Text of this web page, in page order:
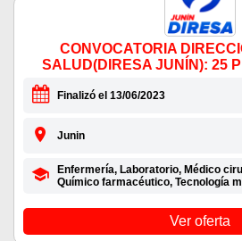
CONVOCATORIA
SALUD(DIRESA JUNÍN): 25
Finalizó el 13/06/2023
Junin
Enfermería, Laboratorio, Médico
Químico farmacéutico, Tecnología
Ver oferta